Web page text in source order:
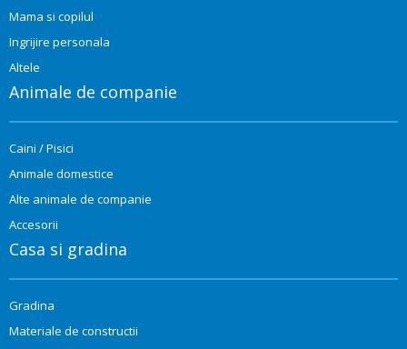
Mama si copilul
Ingrijire personala
Altele
Animale de companie
Caini / Pisici
Animale domestice
Alte animale de companie
Accesorii
Casa si gradina
Gradina
Materiale de constructii